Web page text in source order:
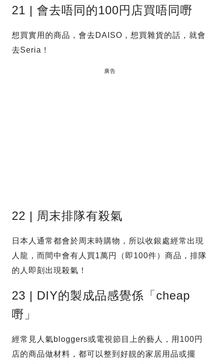
21 | 會去唔同的100円店買唔同嘢
想買實用的商品，會去DAISO，想買雜貨的話，就會
去Seria！
廣告
22 | 周末排隊有殺氣
日本人通常都會於周末時購物，所以收銀處經常出現
人龍，而間中會有人買1萬円（即100件）商品，排隊
的人即刻出現殺氣！
23 | DIY的製成品感覺係「cheap
嘢」
經常見人氣bloggers或電視節目上的藝人，用100円
店的商品做材料，都可以整到好靚的家居用品或擺